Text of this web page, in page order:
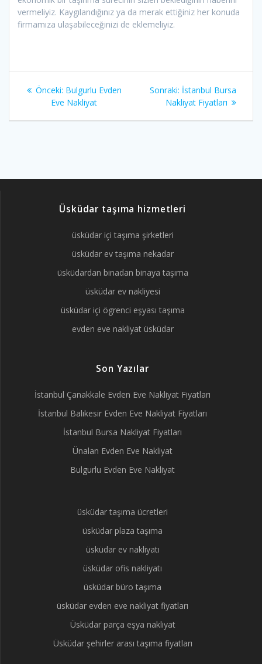
vermeliyiz. Kaygılandığınız ya da merak ettiğiniz her konuda
firmamıza ulaşabileceğinizi de eklemeliyiz.
Yazı
dolaşımı
Önceki: Önceki
yazı:
Bulgurlu Evden
Eve Nakliyat
Sonraki: Sonraki
yazı:
İstanbul Bursa
Nakliyat Fiyatları
Üsküdar taşıma hizmetleri
üsküdar içi taşıma şirketleri
üsküdar ev taşıma nekadar
üsküdardan binadan binaya taşıma
üsküdar ev nakliyesi
üsküdar içi ögrenci eşyası taşıma
evden eve nakliyat üsküdar
Son Yazılar
İstanbul Çanakkale Evden Eve Nakliyat Fiyatları
İstanbul Balıkesir Evden Eve Nakliyat Fiyatları
İstanbul Bursa Nakliyat Fiyatları
Ünalan Evden Eve Nakliyat
Bulgurlu Evden Eve Nakliyat
üsküdar taşıma ücretleri
üsküdar plaza taşıma
üsküdar ev nakliyatı
üsküdar ofis nakliyatı
üsküdar büro taşıma
üsküdar evden eve nakliyat fiyatları
Üsküdar parça eşya nakliyat
Üsküdar şehirler arası taşıma fiyatları